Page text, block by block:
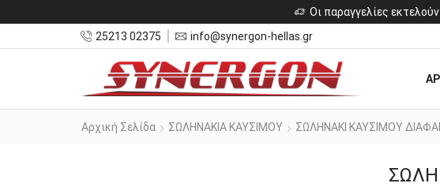
Οι παραγγελίες
25213 02375
info@synergon-hellas.gr
Αρχική Σελίδα ΣΩΛΗΝΑΚΙΑ ΚΑΥΣΙΜΟΥ ΣΩΛΗΝΑΚΙ ΚΑΥΣΙΜΟΥ